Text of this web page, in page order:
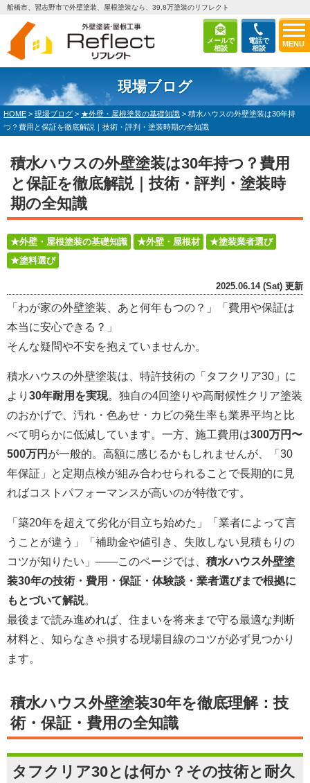
メールで
相談
電話で
相談
MENU
船橋市、習志野市で外壁塗装、屋根塗装なら、39,8万塗装のリフレクト
現場ブログ
HOME > 現場ブログ > ★外壁・屋根塗装の基礎知識 > 積水ハウスの外壁塗装は30年持
つ？費用と保証を徹底解説｜技術・評判・塗装時期の全知識
積水ハウスの外壁塗装は30年持つ？費用
と保証を徹底解説｜技術・評判・塗装時
期の全知識
★外壁・屋根塗装の基礎知識 ★外壁・屋根材
★塗装業者選び
★塗料選び
2025.06.14 (Sat) 更新
「わが家の外壁塗装、あと何年もつの？」「費用や保証は
本当に安心できる？」
そんな疑問や不安を抱えていませんか。
積水ハウスの外壁塗装は、特許技術の「タフクリア30」に
より 30年耐用を実現。独自の4回塗りや高耐候性クリア塗装
のおかげで、汚れ・色あせ・カビの発生率も業界平均と比
べて明らかに低減しています。一方、施工費用は300万円〜
500万円 が一般的。高額に感じるかもしれませんが、「30
年保証」と定期点検が組み合わせられることで長期的に見
ればコストパフォーマンスが高いのが特徴です。
「築20年を超えて劣化が目立ち始めた」「業者によって言
うことが違う」「補助金や値引き、失敗しない見積もりの
コツが知りたい」――このページでは、 積水ハウス外壁塗
装30年の技術・費用・保証・体験談・業者選びまで根拠に
もとづいて解説。
最後まで読み進めれば、住まいを将来まで守る最適な判断
材料と、知らなきゃ損する現場目線のコツが必ず見つかり
ます。
積水ハウス外壁塗装30年を徹底理解：技
術・保証・費用の全知識
タフクリア30とは何か？その技術と耐久